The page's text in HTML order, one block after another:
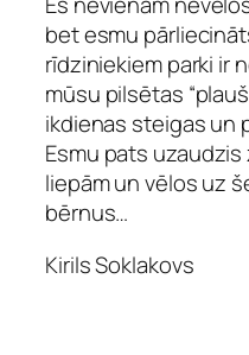
bet esmu
rīdziniekiem parki ir
mūsu pilsētas
ikdienas steigas un
Esmu pats uzaudzis
liepām un vēlos uz
bērnus…
Kirils Soklakovs